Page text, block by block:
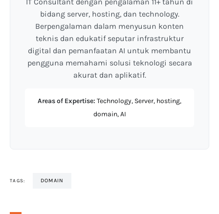
bidang server, hosting, dan technology.
Berpengalaman dalam menyusun konten
teknis dan edukatif seputar infrastruktur
digital dan pemanfaatan AI untuk membantu
pengguna memahami solusi teknologi secara
akurat dan aplikatif.
Areas of Expertise: Technology, Server, hosting,
domain, AI
TAGS: DOMAIN